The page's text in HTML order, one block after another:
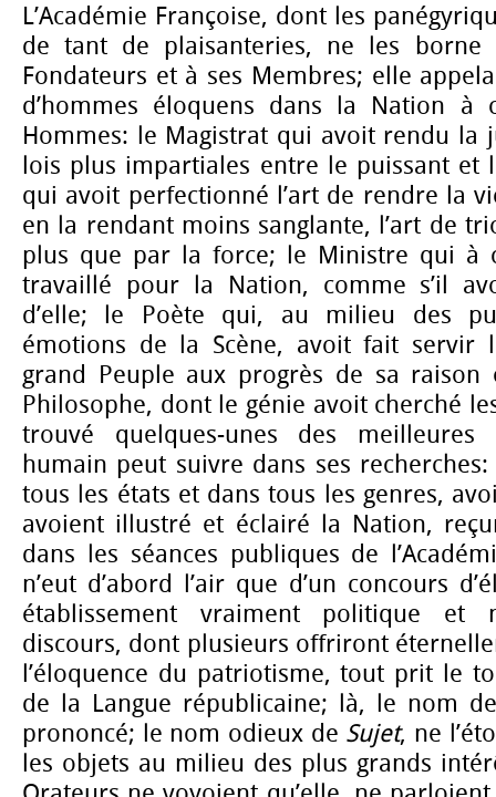
L’Académie Françoise, dont les
de tant de plaisanteries, ne les borne
Fondateurs et à ses Membres; elle
d’hommes éloquens dans la Nation à
Hommes: le Magistrat qui avoit rendu la
lois plus impartiales entre le puissant et
qui avoit perfectionné l’art de rendre la
en la rendant moins sanglante, l’art de
plus que par la force; le Ministre qui à
travaillé pour la Nation, comme s’il
d’elle; le Poète qui, au milieu des
émotions de la Scène, avoit fait servir
grand Peuple aux progrès de sa
Philosophe, dont le génie avoit cherché
trouvé quelques-unes des meilleures
humain peut suivre dans ses
tous les états et dans tous les genres,
avoient illustré et éclairé la Nation,
dans les séances publiques de
n’eut d’abord l’air que d’un concours
établissement vraiment politique et
discours, dont plusieurs offriront
l’éloquence du patriotisme, tout prit le
de la Langue républicaine; là, le nom
prononcé; le nom odieux de Sujet, ne
les objets au milieu des plus grands